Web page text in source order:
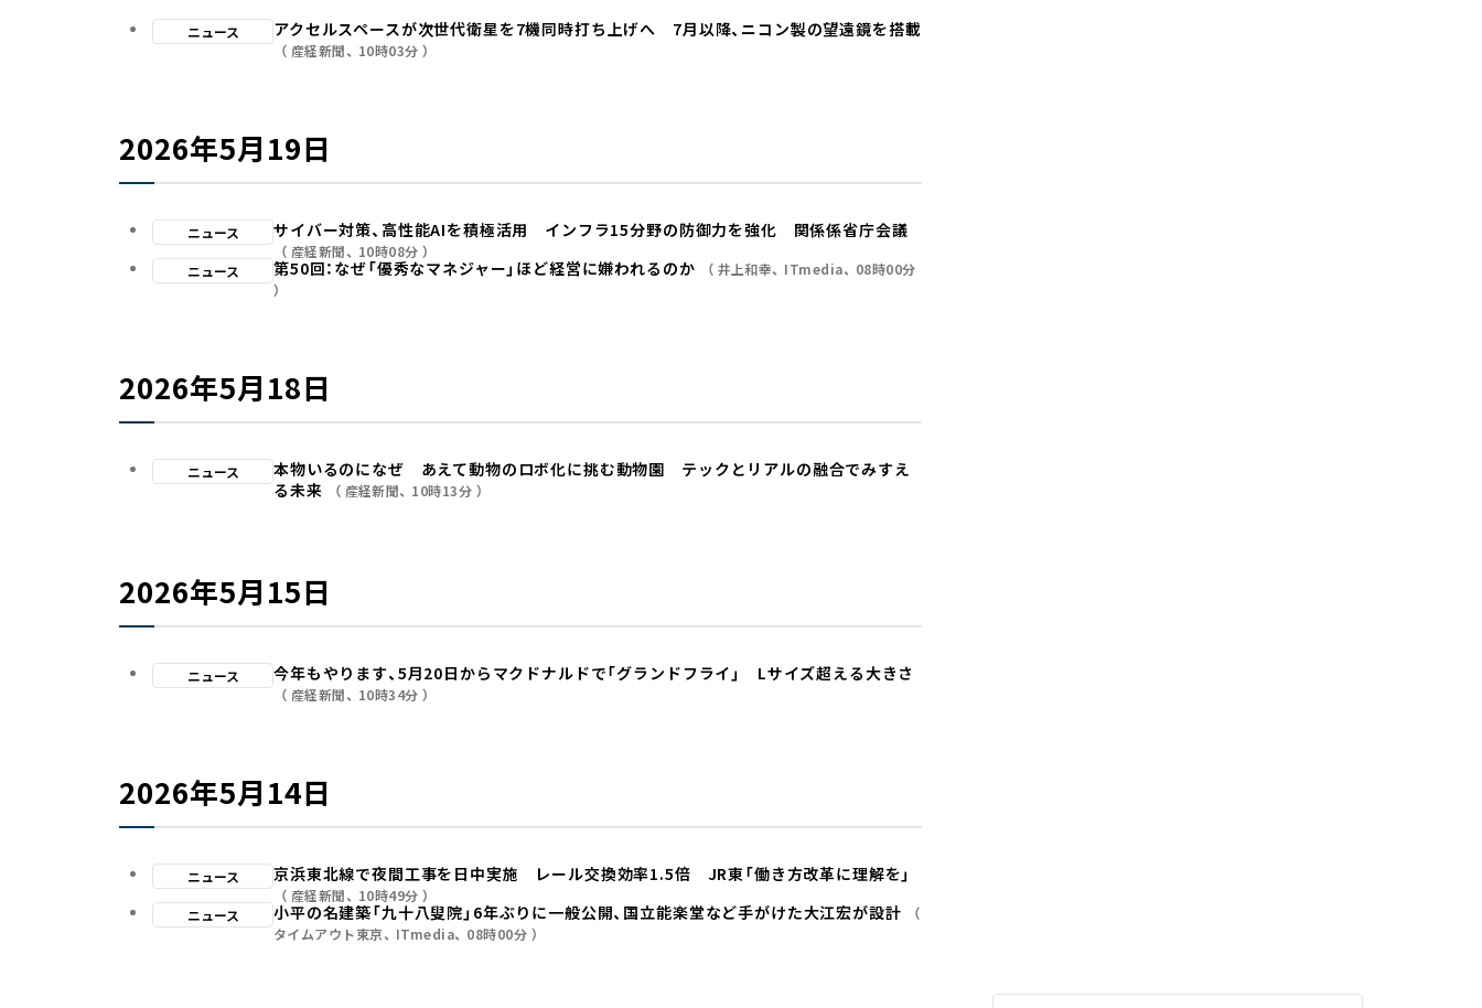
ニュース アクセルスペースが次世代衛星を7機同時打ち上げへ 7月以降、ニコン製の望遠鏡を搭載
産経新聞 10時03分
2026年5月19日
ニュース サイバー対策、高性能AIを積極活用 インフラ15分野の防御力を強化 関係係省庁会議
産経新聞
10時08分
ニュース
第50回：なぜ「優秀なマネジャー」ほど経営に嫌われるのか 井上和幸 ITmedia 08時00分
2026年5月18日
ニュース
本物いるのになぜ あえて動物のロボ化に挑む動物園 テックとリアルの融合でみすえ
る未来
産経新聞 10時13分
2026年5月15日
ニュース 今年もやります、5月20日からマクドナルドで「グランドフライ」 Lサイズ超える大きさ
産経新聞 10時34分
2026年5月14日
ニュース 京浜東北線で夜間工事を日中実施 レール交換効率1.5倍 JR東「働き方改革に理解を」
産経新聞
10時49分
ニュース
小平の名建築「九十八叟院」6年ぶりに一般公開、国立能楽堂など手がけた大江宏が設計
タイムアウト東京 ITmedia 08時00分